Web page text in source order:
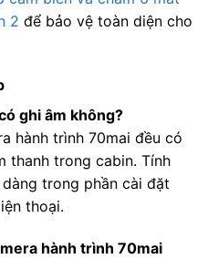
2 để bảo vệ toàn diện cho
ghi âm không?
hành trình 70mai đều có
thanh trong cabin. Tính
trong phần cài đặt
thoại.
hành trình 70mai